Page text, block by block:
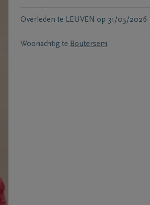
Overleden te LEUVEN op 31/05/2026
Woonachtig te Boutersem